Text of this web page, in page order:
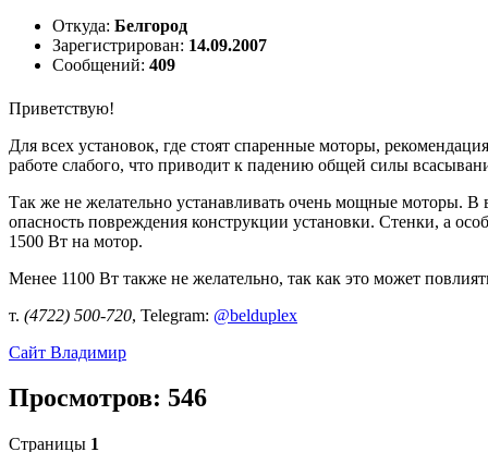
Откуда: Белгород
Зарегистрирован: 14.09.2007
Сообщений: 409
Приветствую!
Для всех установок, где стоят спаренные моторы,
работе слабого, что приводит к падению общей силы
Так же не желательно устанавливать очень мощные моторы. В
опасность повреждения конструкции установки. Стенки, а
1500 Вт на мотор.
Менее 1100 Вт также не желательно, так как это может
т. (4722) 500-720, Telegram: @belduplex
Сайт Владимир
Просмотров: 546
Страницы 1